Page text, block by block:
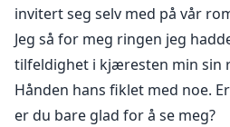
invitert seg selv med på vår
Jeg så for meg ringen jeg
tilfeldighet i kjæresten min sin
Hånden hans fiklet med noe.
er du bare glad for å se meg?